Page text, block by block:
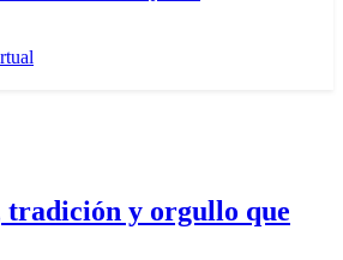
tradición y orgullo que